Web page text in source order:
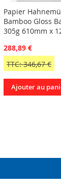
Papier
Bamboo Gloss
305g 610mm x
288,89 €
TTC: 346,67 €
Ajouter au